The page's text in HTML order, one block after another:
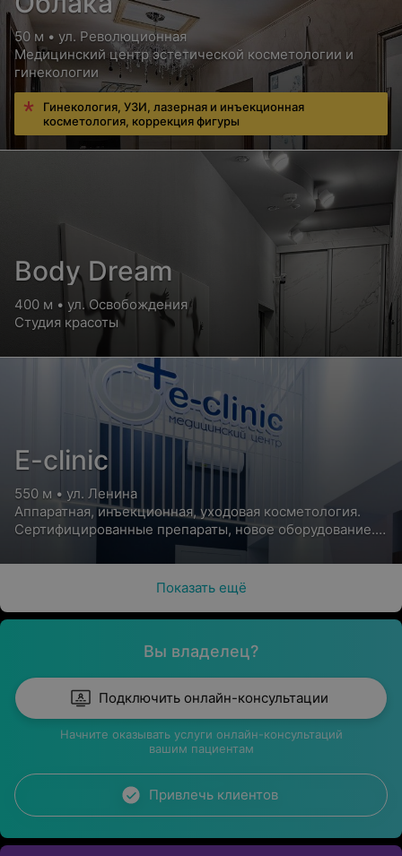
50 м • ул. Революционная
Медицинский центр эстетической косметологии и
гинекологии
Гинекология, УЗИ, лазерная и инъекционная
косметология, коррекция фигуры
Body Dream
400 м • ул. Освобождения
Студия красоты
E-clinic
550 м • ул. Ленина
Аппаратная, инъекционная, уходовая косметология.
Сертифицированные препараты, новое оборудование.
Показать ещё
Вы владелец?
Подключить онлайн-консультации
Начните оказывать услуги онлайн-консультаций
вашим пациентам
Привлечь клиентов